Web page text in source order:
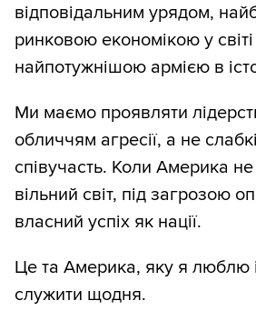
відповідальним урядом,
ринковою економікою у світі
найпотужнішою армією в
Ми маємо проявляти
обличчям агресії, а не
співучасть. Коли Америка
вільний світ, під загрозою
власний успіх як нації.
Це та Америка, яку я люблю
служити щодня.